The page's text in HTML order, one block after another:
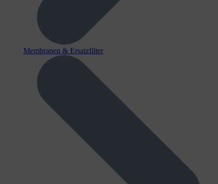
Membranen & Ersatzfilter